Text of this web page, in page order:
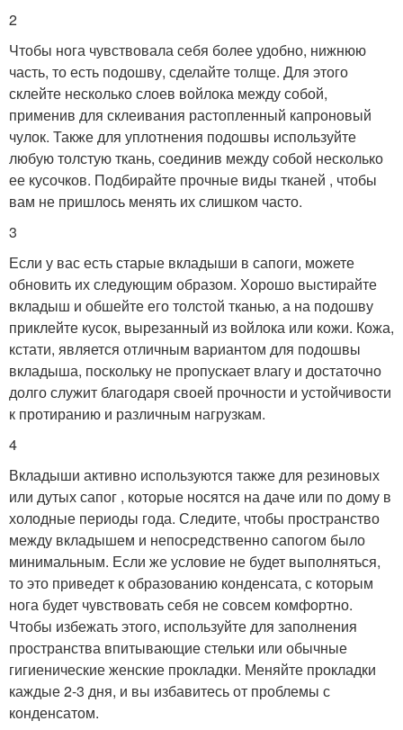
2
Чтобы нога чувствовала себя более удобно, нижнюю
часть, то есть подошву, сделайте толще. Для этого
склейте несколько слоев войлока между собой,
применив для склеивания растопленный капроновый
чулок. Также для уплотнения подошвы используйте
любую толстую ткань, соединив между собой несколько
ее кусочков. Подбирайте прочные виды тканей , чтобы
вам не пришлось менять их слишком часто.
3
Если у вас есть старые вкладыши в сапоги, можете
обновить их следующим образом. Хорошо выстирайте
вкладыш и обшейте его толстой тканью, а на подошву
приклейте кусок, вырезанный из войлока или кожи. Кожа,
кстати, является отличным вариантом для подошвы
вкладыша, поскольку не пропускает влагу и достаточно
долго служит благодаря своей прочности и устойчивости
к протиранию и различным нагрузкам.
4
Вкладыши активно используются также для резиновых
или дутых сапог , которые носятся на даче или по дому в
холодные периоды года. Следите, чтобы пространство
между вкладышем и непосредственно сапогом было
минимальным. Если же условие не будет выполняться,
то это приведет к образованию конденсата, с которым
нога будет чувствовать себя не совсем комфортно.
Чтобы избежать этого, используйте для заполнения
пространства впитывающие стельки или обычные
гигиенические женские прокладки. Меняйте прокладки
каждые 2-3 дня, и вы избавитесь от проблемы с
конденсатом.